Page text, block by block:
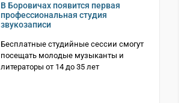
В Боровичах появится первая
профессиональная студия
звукозаписи
Бесплатные студийные сессии смогут
посещать молодые музыканты и
литераторы от 14 до 35 лет